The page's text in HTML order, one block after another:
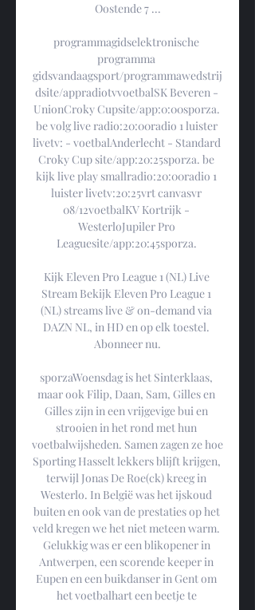
Oostende 7 ...
programmagidselektronische
programma
gidsvandaagsport/programmawedstrij
dsite/appradiotvvoetbalSK Beveren -
UnionCroky Cupsite/app:0:00sporza.
be volg live radio:20:00radio 1 luister
livetv: - voetbalAnderlecht - Standard
Croky Cup site/app:20:25sporza. be
kijk live play smallradio:20:00radio 1
luister livetv:20:25vrt canvasvr
08/12voetbalKV Kortrijk -
WesterloJupiler Pro
Leaguesite/app:20:45sporza.
Kijk Eleven Pro League 1 (NL) Live
Stream Bekijk Eleven Pro League 1
(NL) streams live & on-demand via
DAZN NL, in HD en op elk toestel.
Abonneer nu.
sporzaWoensdag is het Sinterklaas,
maar ook Filip, Daan, Sam, Gilles en
Gilles zijn in een vrijgevige bui en
strooien in het rond met hun
voetbalwijsheden. Samen zagen ze hoe
Sporting Hasselt lekkers blijft krijgen,
terwijl Jonas De Roe(ck) kreeg in
Westerlo. In België was het ijskoud
buiten en ook van de prestaties op het
veld kregen we het niet meteen warm.
Gelukkig was er een blikopener in
Antwerpen, een scorende keeper in
Eupen en een buikdanser in Gent om
het voetbalhart een beetje te